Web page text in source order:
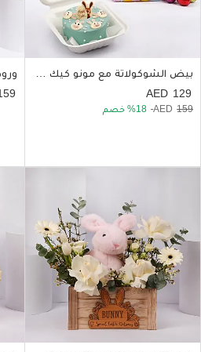
بيض الشوكولاتة مع مونو كيك لانش بوكس 200 جرام
129
159
18 خصم